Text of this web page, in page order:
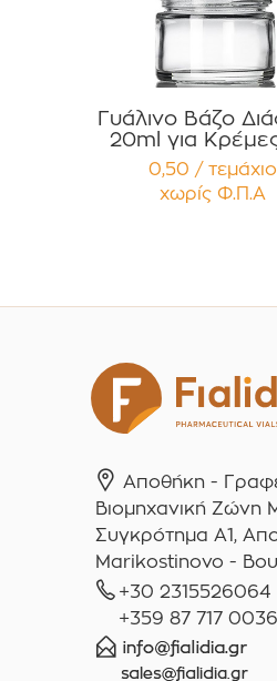
Γυάλινο Βάζο
20ml για
Κηραλοιφές με
Γυαλιστερό
Παρέμβυσμα
0,50 / τεμάχιο
χωρίς Φ.Π.Α
Αποθήκη -
Βιομηχανική Ζώνη
Συγκρότημα A1,
Marikostinovo -
+30 2315526064
+359 87 717 0036